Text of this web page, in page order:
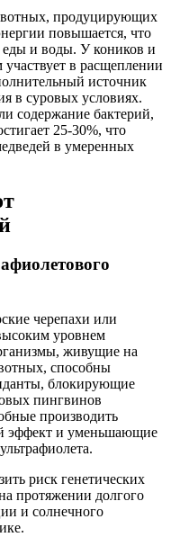
продуцирующих
повышается, что
еды и воды. У коников и
в расщеплении
источник
в суровых условиях.
содержание бактерий,
25-30%, что
в умеренных
черепахи или
уровнем
живущие на
способны
блокирующие
пингвинов
производить
эффект и уменьшающие
риск генетических
протяжении долгого
и солнечного